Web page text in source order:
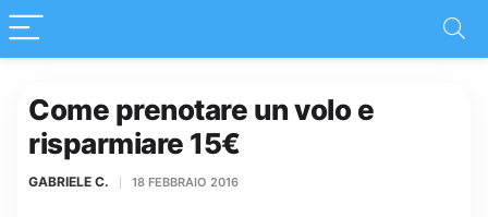
Come prenotare un volo e
risparmiare 15€
GABRIELE C. 18 FEBBRAIO 2016